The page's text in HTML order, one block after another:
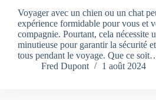
Voyager avec un chien ou un chat
expérience formidable pour vous et
compagnie. Pourtant, cela nécessite
minutieuse pour garantir la sécurité
tous pendant le voyage. Que ce
Fred Dupont
1 août 2024